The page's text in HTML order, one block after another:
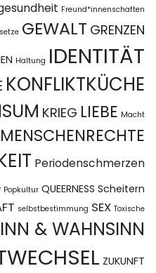
Freund*innenschaften
GEWALT GRENZEN
Haltung IDENTITÄT
KONFLIKTKÜCHE
KRIEG LIEBE Macht
MENSCHENRECHTE
Periodenschmerzen
Popkultur QUEERNESS Scheitern
selbstbestimmung SEX Toxische
& WAHNSINN
ZUKUNFT